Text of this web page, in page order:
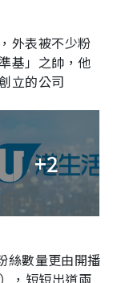
外表被不少粉
基」之帥，他
立的公司
+2
絲數量更由開播
，短短出道兩